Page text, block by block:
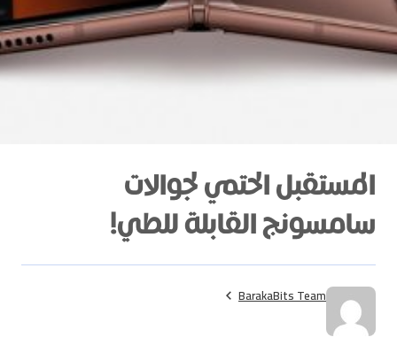
المستقبل الحتمي لجوالات
سامسونج القابلة للطي!
BarakaBits Team